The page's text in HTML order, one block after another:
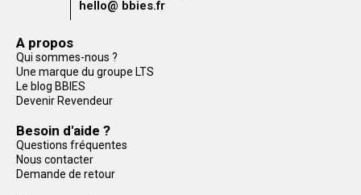
hello@ bbies.fr
A propos
Qui sommes-nous ?
Une marque du groupe LTS
Le blog BBIES
Devenir Revendeur
Besoin d'aide ?
Questions fréquentes
Nous contacter
Demande de retour